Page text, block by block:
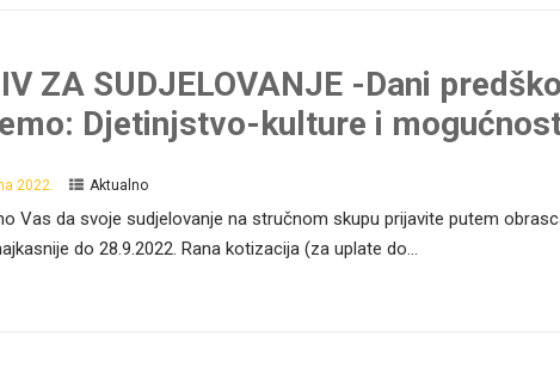
ZA SUDJELOVANJE -Dani
Djetinjstvo-kulture i
2022. Aktualno
Vas da svoje sudjelovanje na stručnom skupu prijavite putem
do 28.9.2022. Rana kotizacija (za uplate do...